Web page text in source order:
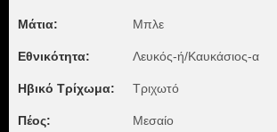
Μάτια: Μπλε
Εθνικότητα: Λευκός-ή/Καυκάσιος-α
Ηβικό Τρίχωμα: Τριχωτό
Πέος: Μεσαίο